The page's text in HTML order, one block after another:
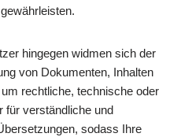
hingegen widmen sich der
von Dokumenten, Inhalten
rechtliche, technische oder
für verständliche und
sodass Ihre